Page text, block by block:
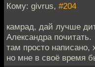
Кому: givrus, #204
камрад, дай лучше
Александра почитать.
там просто написано,
но мне в своё время